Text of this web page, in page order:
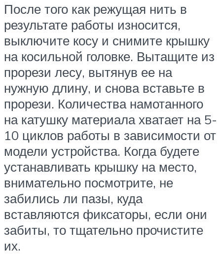
После того как режущая нить в
результате работы износится,
выключите косу и снимите крышку
на косильной головке. Вытащите из
прорези лесу, вытянув ее на
нужную длину, и снова вставьте в
прорези. Количества намотанного
на катушку материала хватает на 5-
10 циклов работы в зависимости от
модели устройства. Когда будете
устанавливать крышку на место,
внимательно посмотрите, не
забились ли пазы, куда
вставляются фиксаторы, если они
забиты, то тщательно прочистите
их.